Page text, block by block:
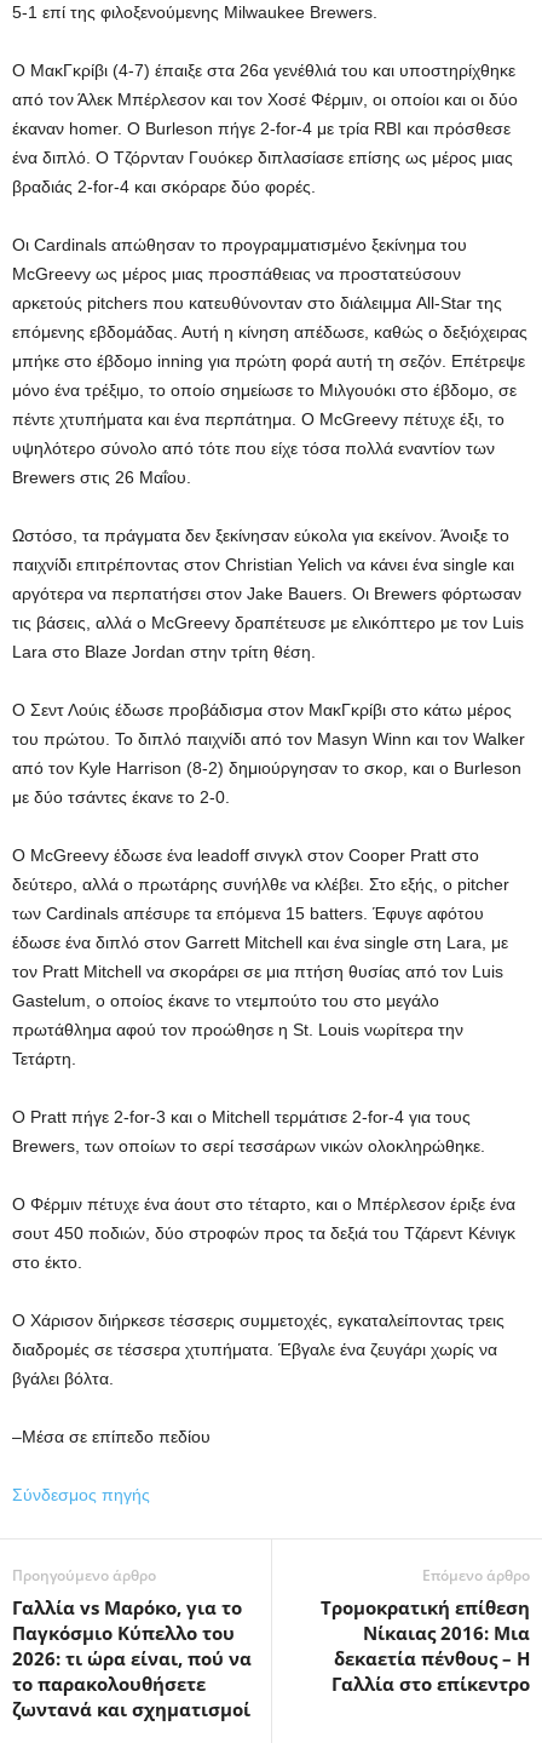
5-1 επί της φιλοξενούμενης Milwaukee Brewers.
Ο ΜακΓκρίβι (4-7) έπαιξε στα 26α γενέθλιά του και υποστηρίχθηκε
από τον Άλεκ Μπέρλεσον και τον Χοσέ Φέρμιν, οι οποίοι και οι δύο
έκαναν homer. Ο Burleson πήγε 2-for-4 με τρία RBI και πρόσθεσε
ένα διπλό. Ο Τζόρνταν Γουόκερ διπλασίασε επίσης ως μέρος μιας
βραδιάς 2-for-4 και σκόραρε δύο φορές.
Οι Cardinals απώθησαν το προγραμματισμένο ξεκίνημα του
McGreevy ως μέρος μιας προσπάθειας να προστατεύσουν
αρκετούς pitchers που κατευθύνονταν στο διάλειμμα All-Star της
επόμενης εβδομάδας. Αυτή η κίνηση απέδωσε, καθώς ο δεξιόχειρας
μπήκε στο έβδομο inning για πρώτη φορά αυτή τη σεζόν. Επέτρεψε
μόνο ένα τρέξιμο, το οποίο σημείωσε το Μιλγουόκι στο έβδομο, σε
πέντε χτυπήματα και ένα περπάτημα. Ο McGreevy πέτυχε έξι, το
υψηλότερο σύνολο από τότε που είχε τόσα πολλά εναντίον των
Brewers στις 26 Μαΐου.
Ωστόσο, τα πράγματα δεν ξεκίνησαν εύκολα για εκείνον. Άνοιξε το
παιχνίδι επιτρέποντας στον Christian Yelich να κάνει ένα single και
αργότερα να περπατήσει στον Jake Bauers. Οι Brewers φόρτωσαν
τις βάσεις, αλλά ο McGreevy δραπέτευσε με ελικόπτερο με τον Luis
Lara στο Blaze Jordan στην τρίτη θέση.
Ο Σεντ Λούις έδωσε προβάδισμα στον ΜακΓκρίβι στο κάτω μέρος
του πρώτου. Το διπλό παιχνίδι από τον Masyn Winn και τον Walker
από τον Kyle Harrison (8-2) δημιούργησαν το σκορ, και ο Burleson
με δύο τσάντες έκανε το 2-0.
Ο McGreevy έδωσε ένα leadoff σινγκλ στον Cooper Pratt στο
δεύτερο, αλλά ο πρωτάρης συνήλθε να κλέβει. Στο εξής, ο pitcher
των Cardinals απέσυρε τα επόμενα 15 batters. Έφυγε αφότου
έδωσε ένα διπλό στον Garrett Mitchell και ένα single στη Lara, με
τον Pratt Mitchell να σκοράρει σε μια πτήση θυσίας από τον Luis
Gastelum, ο οποίος έκανε το ντεμπούτο του στο μεγάλο
πρωτάθλημα αφού τον προώθησε η St. Louis νωρίτερα την
Τετάρτη.
Ο Pratt πήγε 2-for-3 και ο Mitchell τερμάτισε 2-for-4 για τους
Brewers, των οποίων το σερί τεσσάρων νικών ολοκληρώθηκε.
Ο Φέρμιν πέτυχε ένα άουτ στο τέταρτο, και ο Μπέρλεσον έριξε ένα
σουτ 450 ποδιών, δύο στροφών προς τα δεξιά του Τζάρεντ Κένιγκ ​​
στο έκτο.
Ο Χάρισον διήρκεσε τέσσερις συμμετοχές, εγκαταλείποντας τρεις
διαδρομές σε τέσσερα χτυπήματα. Έβγαλε ένα ζευγάρι χωρίς να
βγάλει βόλτα.
–Μέσα σε επίπεδο πεδίου
Σύνδεσμος πηγής
Προηγούμενο άρθρο
Γαλλία vs Μαρόκο, για το
Παγκόσμιο Κύπελλο του
2026: τι ώρα είναι, πού να
το παρακολουθήσετε
ζωντανά και σχηματισμοί
Επόμενο άρθρο
Τρομοκρατική επίθεση
Νίκαιας 2016: Μια
δεκαετία πένθους – Η
Γαλλία στο επίκεντρο